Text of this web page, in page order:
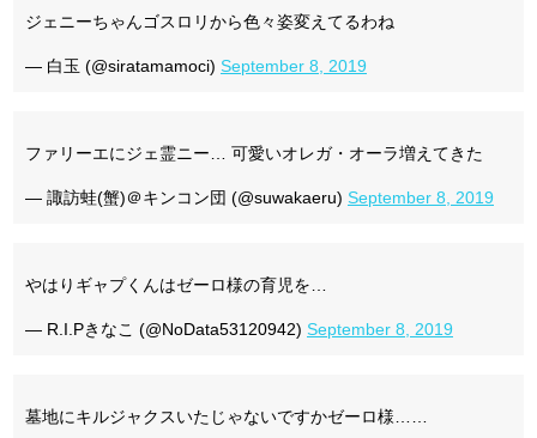
ジェニーちゃんゴスロリから色々姿変えてるわね
— 白玉 (@siratamamoci) September 8, 2019
ファリーエにジェ霊ニー… 可愛いオレガ・オーラ増えてきた
— 諏訪蛙(蟹)＠キンコン団 (@suwakaeru) September 8, 2019
やはりギャプくんはゼーロ様の育児を…
— R.I.Pきなこ (@NoData53120942) September 8, 2019
墓地にキルジャクスいたじゃないですかゼーロ様……